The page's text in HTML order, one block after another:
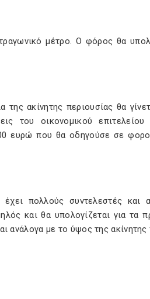
μέτρο. Ο φόρος θα
ακίνητης περιουσίας θα
του οικονομικού
ευρώ που θα οδηγούσε σε
πολλούς συντελεστές και
και θα υπολογίζεται για τα
ανάλογα με το ύψος της ακίνητης